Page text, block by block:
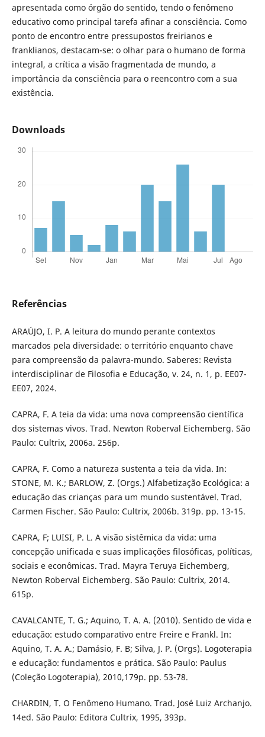
apresentada como órgão do sentido, tendo o fenômeno
educativo como principal tarefa afinar a consciência. Como
ponto de encontro entre pressupostos freirianos e
franklianos, destacam-se: o olhar para o humano de forma
integral, a crítica a visão fragmentada de mundo, a
importância da consciência para o reencontro com a sua
existência.
Downloads
Referências
ARAÚJO, I. P. A leitura do mundo perante contextos
marcados pela diversidade: o território enquanto chave
para compreensão da palavra-mundo. Saberes: Revista
interdisciplinar de Filosofia e Educação, v. 24, n. 1, p. EE07-
EE07, 2024.
CAPRA, F. A teia da vida: uma nova compreensão científica
dos sistemas vivos. Trad. Newton Roberval Eichemberg. São
Paulo: Cultrix, 2006a. 256p.
CAPRA, F. Como a natureza sustenta a teia da vida. In:
STONE, M. K.; BARLOW, Z. (Orgs.) Alfabetização Ecológica: a
educação das crianças para um mundo sustentável. Trad.
Carmen Fischer. São Paulo: Cultrix, 2006b. 319p. pp. 13-15.
CAPRA, F; LUISI, P. L. A visão sistêmica da vida: uma
concepção unificada e suas implicações filosóficas, políticas,
sociais e econômicas. Trad. Mayra Teruya Eichemberg,
Newton Roberval Eichemberg. São Paulo: Cultrix, 2014.
615p.
CAVALCANTE, T. G.; Aquino, T. A. A. (2010). Sentido de vida e
educação: estudo comparativo entre Freire e Frankl. In:
Aquino, T. A. A.; Damásio, F. B; Silva, J. P. (Orgs). Logoterapia
e educação: fundamentos e prática. São Paulo: Paulus
(Coleção Logoterapia), 2010,179p. pp. 53-78.
CHARDIN, T. O Fenômeno Humano. Trad. José Luiz Archanjo.
14ed. São Paulo: Editora Cultrix, 1995, 393p.